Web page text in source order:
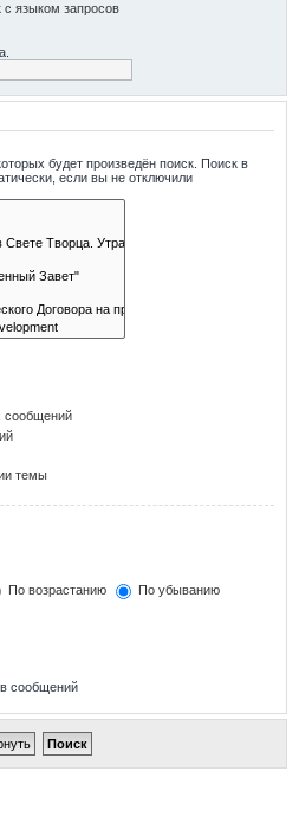
с языком запросов
будет произведён поиск. Поиск в
если вы не отключили
сообщений
темы
По возрастанию
По убыванию
сообщений